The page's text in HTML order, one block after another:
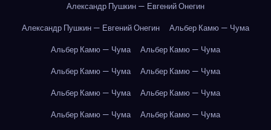
Александр Пушкин — Евгений Онегин
Александр Пушкин — Евгений Онегин
Альбер Камю — Чума
Альбер Камю — Чума
Альбер Камю — Чума
Альбер Камю — Чума
Альбер Камю — Чума
Альбер Камю — Чума
Альбер Камю — Чума
Альбер Камю — Чума
Альбер Камю — Чума